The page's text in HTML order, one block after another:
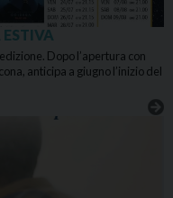
Dopo l’apertura con
anticipa a giugno l’inizio del